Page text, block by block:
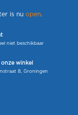
is nu open.
niet beschikbaar
onze winkel
8, Groningen